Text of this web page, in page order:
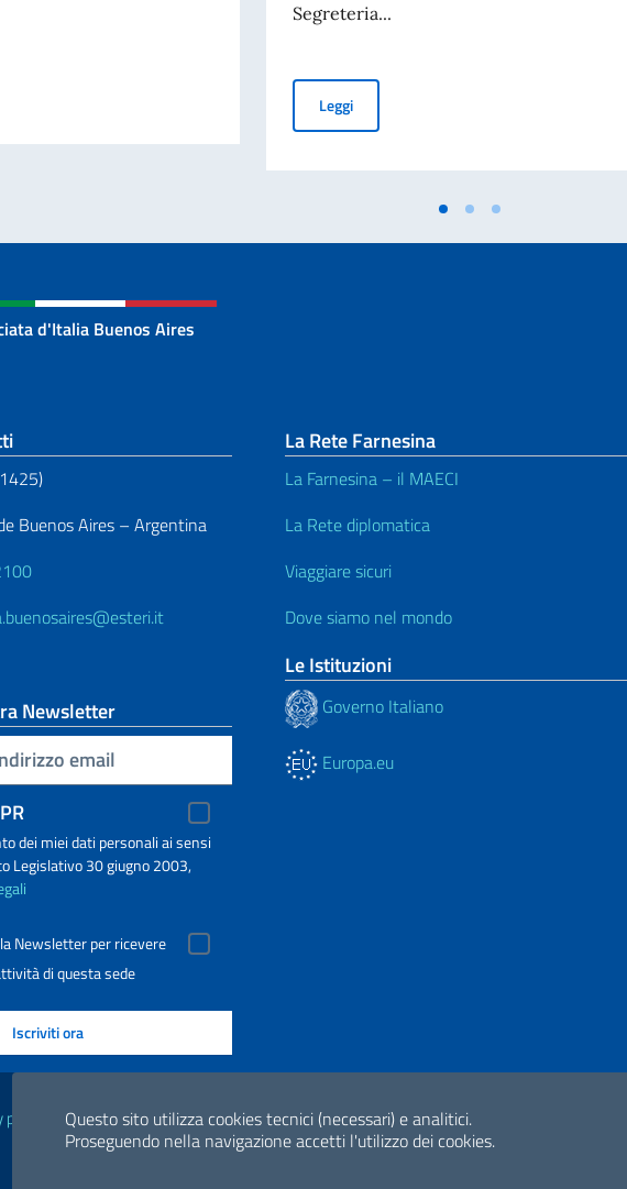
Questo sito utilizza cookies tecnici (necessari) e analitici.
Proseguendo nella navigazione accetti l'utilizzo dei cookies.
del Sacrificio del Lavoro Italiano nel Mondo – 70° anniversario della tragedia di Marcinelle
Segreteria...
LeggiIncontro dell’Ambasciatore Nicoletti con
d'Italia Buenos Aires
footer
Buenos Aires – Argentina
Newsletter
dei miei dati personali ai sensi
Legislativo 30 giugno 2003,
Newsletter per ricevere
di questa sede
La Rete Farnesina
La Farnesina – il MAECI
La Rete diplomatica
Viaggiare sicuri
Dove siamo nel mondo
Le Istituzioni
Governo Italiano
Europa.eu
Dichiarazione di accessibilità